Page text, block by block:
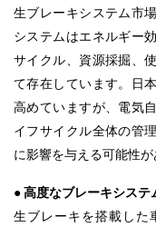
生ブレーキシステム市
システムはエネルギー
サイクル、資源採掘、
て存在しています。日
高めていますが、電気
イフサイクル全体の管
に影響を与える可能性が
● 高度なブレーキシス
生ブレーキを搭載した